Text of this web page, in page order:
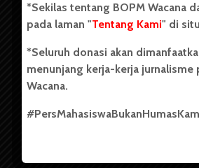
Kontribusi
Info Iklan
Pedoman Media Siber
Kode Etik Jurnalistik
*Sekilas tentang BOPM Wacana
pada laman "Tentang Kami" di
*Seluruh donasi akan
menunjang kerja-kerja jurnalisme
Wacana.